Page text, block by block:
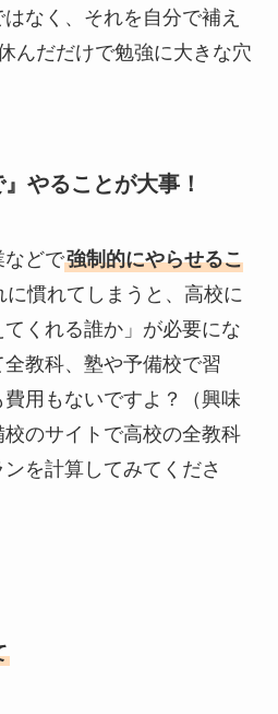
なく、それを自分で補え
んだだけで勉強に大きな穴
やることが大事！
などで強制的にやらせるこ
に慣れてしまうと、高校に
くれる誰か」が必要にな
教科、塾や予備校で習
用もないですよ？（興味
のサイトで高校の全教科
を計算してみてくださ